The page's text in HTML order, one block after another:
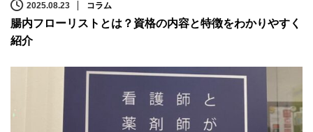
2025.08.23 コラム
腸内フローリストとは？資格の内容と特徴をわかりやすく
紹介